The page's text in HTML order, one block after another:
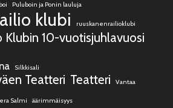
Puluboin ja Ponin lauluja
klubi ruuskanenrailioklubi
Klubin 10-vuotisjuhlavuosi
Silkkisali
Teatteri Teatteri Vantaa
Salmi äärimmäisyys